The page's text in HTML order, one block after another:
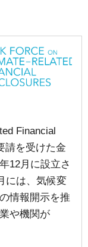
Financial
請を受けた金
12月に設立さ
には、気候変
情報開示を推
や機関が